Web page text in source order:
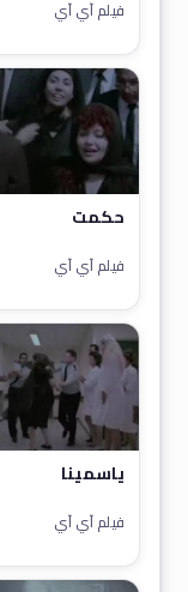
فيلم آي آي
حكمت
فيلم آي آي
ياسمينا
فيلم آي آي